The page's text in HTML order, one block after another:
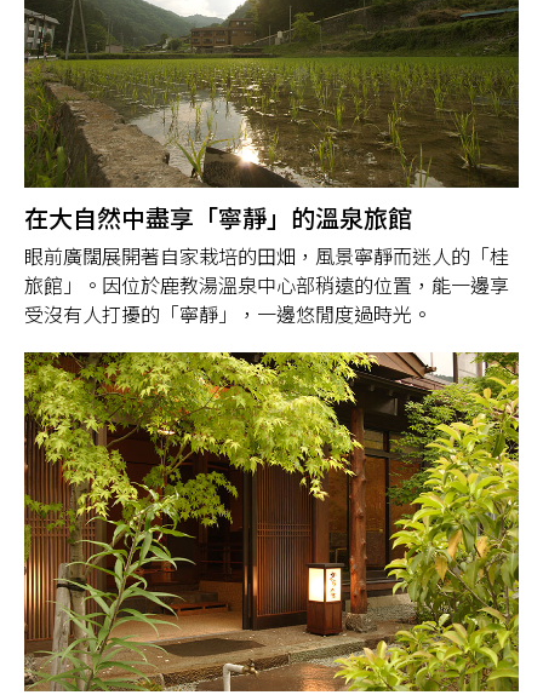
在大自然中盡享「寧靜」的溫泉旅館
眼前廣闊展開著自家栽培的田畑，風景寧靜而迷人的「桂
旅館」。因位於鹿教湯溫泉中心部稍遠的位置，能一邊享
受沒有人打擾的「寧靜」，一邊悠閒度過時光。